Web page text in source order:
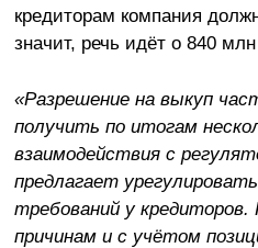
кредиторам компания
значит, речь идёт о 840
«Разрешение на выкуп
получить по итогам
взаимодействия с
предлагает
требований у
причинам и с учётом